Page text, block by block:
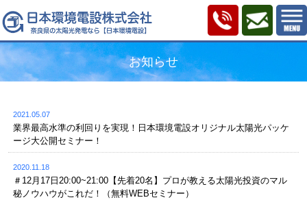
お知らせ
2021.05.07
業界最高水準の利回りを実現！日本環境電設オリジナル太陽光パッケ
ージ大公開セミナー！
2020.11.18
＃12月17日20:00~21:00【先着20名】プロが教える太陽光投資のマル
秘ノウハウがこれだ！（無料WEBセミナー）